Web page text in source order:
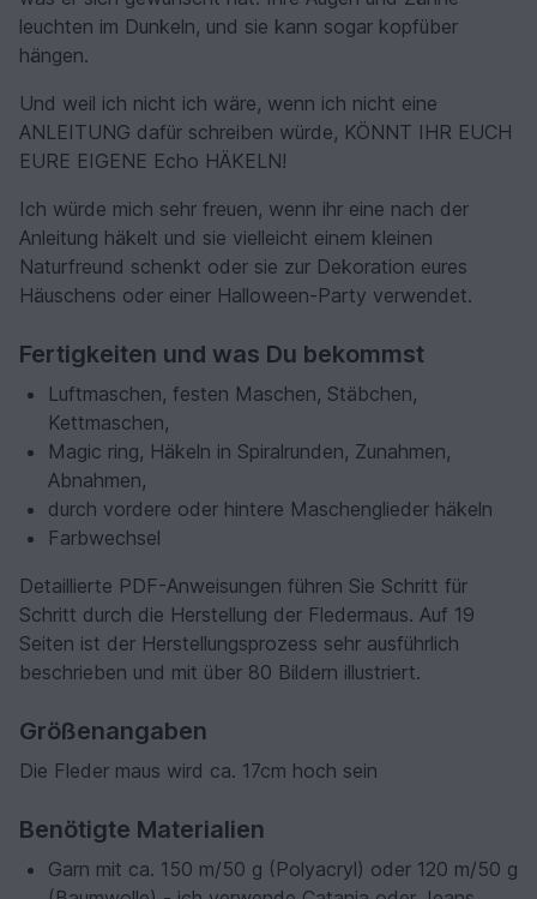
leuchten im Dunkeln, und sie kann sogar kopfüber
hängen.
Und weil ich nicht ich wäre, wenn ich nicht eine
ANLEITUNG dafür schreiben würde, KÖNNT IHR EUCH
EURE EIGENE Echo HÄKELN!
Ich würde mich sehr freuen, wenn ihr eine nach der
Anleitung häkelt und sie vielleicht einem kleinen
Naturfreund schenkt oder sie zur Dekoration eures
Häuschens oder einer Halloween-Party verwendet.
Fertigkeiten und was Du bekommst
Luftmaschen, festen Maschen, Stäbchen,
Kettmaschen,
Magic ring, Häkeln in Spiralrunden, Zunahmen,
Abnahmen,
durch vordere oder hintere Maschenglieder häkeln
Farbwechsel
Detaillierte PDF-Anweisungen führen Sie Schritt für
Schritt durch die Herstellung der Fledermaus. Auf 19
Seiten ist der Herstellungsprozess sehr ausführlich
beschrieben und mit über 80 Bildern illustriert.
Größenangaben
Die Fleder maus wird ca. 17cm hoch sein
Benötigte Materialien
Garn mit ca. 150 m/50 g (Polyacryl) oder 120 m/50 g